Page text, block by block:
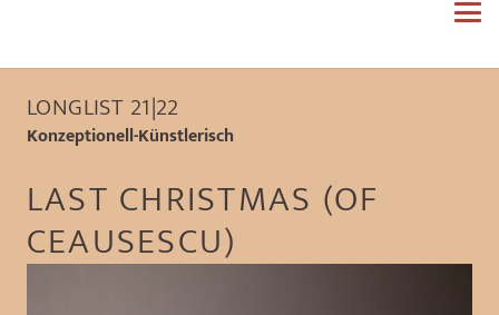
LONGLIST 21|22
Konzeptionell-Künstlerisch
LAST CHRISTMAS (OF
CEAUSESCU)